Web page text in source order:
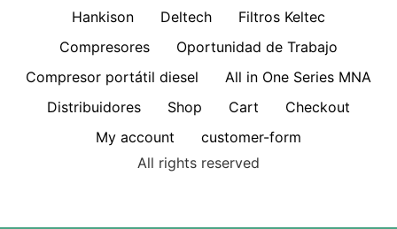
Hankison
Deltech
Filtros Keltec
Compresores
Oportunidad de Trabajo
Compresor portátil diesel
All in One Series MNA
Distribuidores
Shop Cart
Checkout
My account
customer-form
All rights reserved